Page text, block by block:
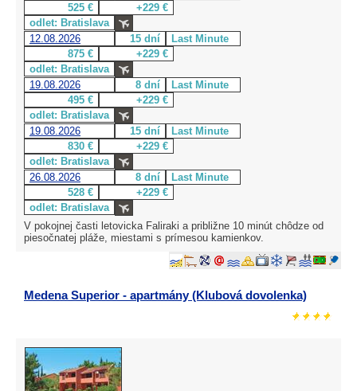
525 €
+229 €
odlet: Bratislava
12.08.2026
15 dní
Last Minute
875 €
+229 €
odlet: Bratislava
19.08.2026
8 dní
Last Minute
495 €
+229 €
odlet: Bratislava
19.08.2026
15 dní
Last Minute
830 €
+229 €
odlet: Bratislava
26.08.2026
8 dní
Last Minute
528 €
+229 €
odlet: Bratislava
V pokojnej časti letovicka Faliraki a približne 10 minút chôdze od
piesočnatej pláže, miestami s prímesou kamienkov.
Medena Superior - apartmány (Klubová dovolenka)